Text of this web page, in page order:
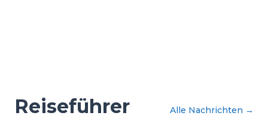
Reiseführer Alle Nachrichten →